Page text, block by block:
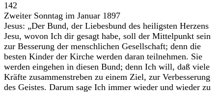
142
Zweiter Sonntag im Januar 1897
Jesus: „Der Bund, der Liebesbund des heiligsten Herzens
Jesu, wovon Ich dir gesagt habe, soll der Mittelpunkt sein
zur Besserung der menschlichen Gesellschaft; denn die
besten Kinder der Kirche werden daran teilnehmen. Sie
werden eingehen in diesen Bund; denn Ich will, daß viele
Kräfte zusammenstreben zu einem Ziel, zur Verbesserung
des Geistes. Darum sage Ich immer wieder und wieder zu